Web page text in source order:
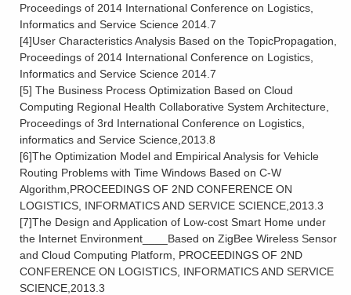
Proceedings of 2014 International Conference on Logistics,
Informatics and Service Science 2014.7
[4]User Characteristics Analysis Based on the TopicPropagation,
Proceedings of 2014 International Conference on Logistics,
Informatics and Service Science 2014.7
[5] The Business Process Optimization Based on Cloud
Computing Regional Health Collaborative System Architecture,
Proceedings of 3rd International Conference on Logistics,
informatics and Service Science,2013.8
[6]The Optimization Model and Empirical Analysis for Vehicle
Routing Problems with Time Windows Based on C-W
Algorithm,PROCEEDINGS OF 2ND CONFERENCE ON
LOGISTICS, INFORMATICS AND SERVICE SCIENCE,2013.3
[7]The Design and Application of Low-cost Smart Home under
the Internet Environment____Based on ZigBee Wireless Sensor
and Cloud Computing Platform, PROCEEDINGS OF 2ND
CONFERENCE ON LOGISTICS, INFORMATICS AND SERVICE
SCIENCE,2013.3